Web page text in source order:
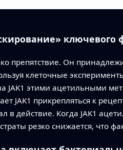
ключевого
препятствие. Он
клеточные
JAK1 этими ацетильными
JAK1 прикрепляться к
действие. Когда JAK1
резко снижается, что